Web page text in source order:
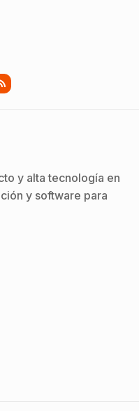
y alta tecnología en
y software para